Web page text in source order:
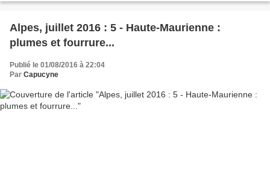
Alpes, juillet 2016 : 5 - Haute-Maurienne :
plumes et fourrure...
Publié le 01/08/2016 à 22:04
Par Capucyne